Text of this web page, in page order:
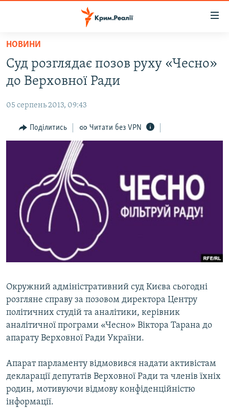
Перейти
основного
матеріалу
до
навігації
Перейти
ВОДА.КРИМ
ВІДЕО ТА ФОТО
ПОЛІТИКА
БЛОГИ
ВСЕ ЗА ДЕНЬ
СПЕЦПРОЕКТИ
ДЕПОРТАЦІЯ
ВІДЕОУРОКИ «ELIFBE»
СВІДЧЕННЯ ОКУПАЦІЇ
ІНФОГРАФІКА
ЯК ОБІЙТИ БЛОКУВАННЯ
Русский
Qırımtatar
ДОЛУЧАЙСЯ!
Усі сайти RFE/RL
НОВИНИ
Суд розглядає позов руху «Чесно»
до Верховної Ради
05 серпень 2013, 09:43
Поділитись Читати без VPN
Окружний адміністративний суд Києва сьогодні
розгляне справу за позовом директора Центру
політичних студій та аналітики, керівник
аналітичної програми «Чесно» Віктора Тарана до
апарату Верховної Ради України.
Апарат парламенту відмовився надати активістам
декларації депутатів Верховної Ради та членів їхніх
родин, мотивуючи відмову конфіденційністю
інформації.